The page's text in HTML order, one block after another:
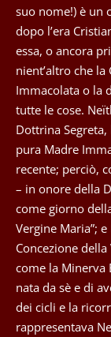
suo nome!) è un
dopo l’era
essa, o ancora
nient’altro che
Immacolata o la
tutte le cose.
Dottrina
pura Madre
recente; perciò,
– in onore della
come giorno
Vergine Maria”;
Concezione
come la Minerva
nata da sè e di
dei cicli e la
rappresentava